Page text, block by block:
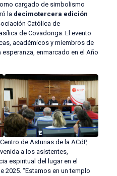
cargado de simbolismo
la decimotercera edición
Católica de
de Covadonga. El evento
académicos y miembros de
enmarcado en el Año
de Asturias de la ACdP,
a los asistentes,
espiritual del lugar en el
2025. “Estamos en un templo